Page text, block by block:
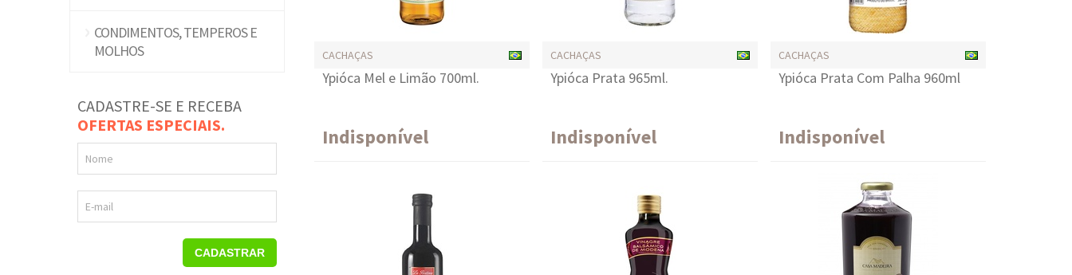
CONDIMENTOS, TEMPEROS E
MOLHOS
CADASTRE-SE E RECEBA
OFERTAS ESPECIAIS.
Nome
E-mail
CADASTRAR
CACHAÇAS
Ypióca Mel e Limão 700ml.
Indisponível
CACHAÇAS
Ypióca Prata 965ml.
Indisponível
CACHAÇAS
Ypióca Prata Com Palha 960ml
Indisponível